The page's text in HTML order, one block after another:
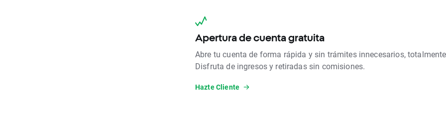
Apertura de cuenta gratuita
Abre tu cuenta de forma rápida y sin trámites innecesarios,
Disfruta de ingresos y retiradas sin comisiones.
Hazte Cliente